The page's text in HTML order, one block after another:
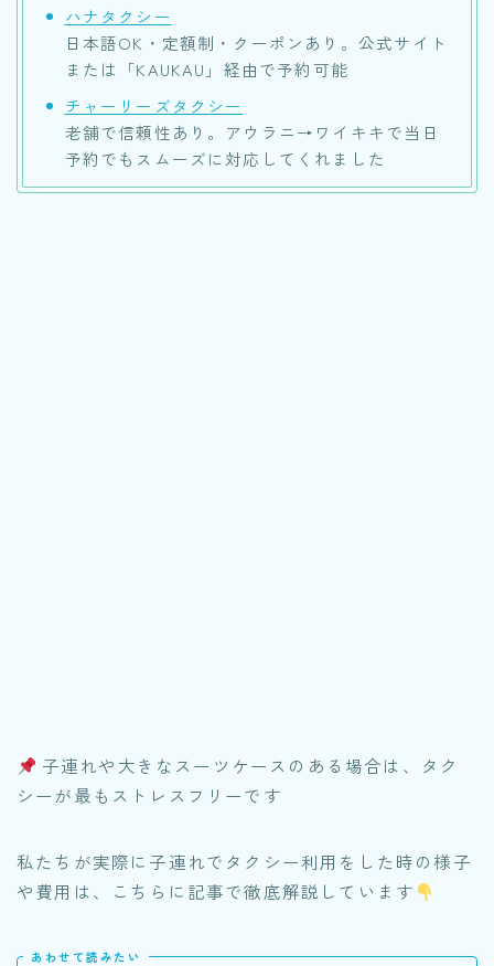
ハナタクシー
日本語OK・定額制・クーポンあり。公式サイト
または「KAUKAU」経由で予約可能
チャーリーズタクシー
老舗で信頼性あり。アウラニ→ワイキキで当日
予約でもスムーズに対応してくれました
子連れや大きなスーツケースのある場合は、タク
シーが最もストレスフリーです
私たちが実際に子連れでタクシー利用をした時の様子
や費用は、こちらに記事で徹底解説しています
あわせて読みたい